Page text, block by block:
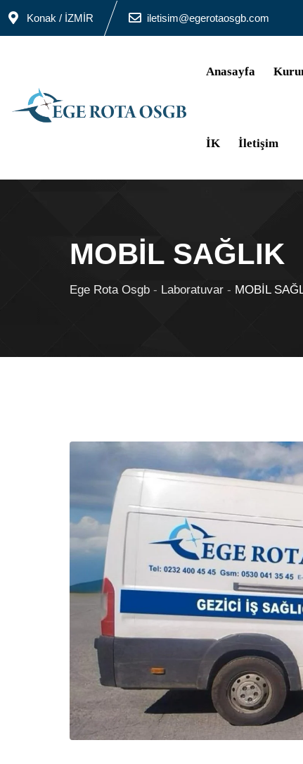
Konak / İZMİR iletisim@egerotaosgb.com
Anasayfa
İK İletişim
MOBİL SAĞLIK
Ege Rota Osgb - Laboratuvar - MOBİL